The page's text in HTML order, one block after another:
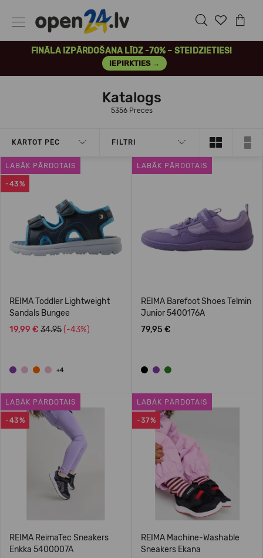
FINĀLA IZPĀRDOŠANA LĪDZ -70% – STEIDZIETIES!
IEPIRKTIES →
Katalogs
5356 Preces
KĀRTOT PĒC FILTRI
-43%
LABĀK PĀRDOTAIS
REIMA Toddler Lightweight
Sandals Bungee
19,99 € 34.95 (-43%)
+4
LABĀK PĀRDOTAIS
REIMA Barefoot Shoes Telmin
Junior 5400176A
79,95 €
-43%
LABĀK PĀRDOTAIS
REIMA ReimaTec Sneakers
Enkka 5400007A
-37%
LABĀK PĀRDOTAIS
REIMA Machine-Washable
Sneakers Ekana